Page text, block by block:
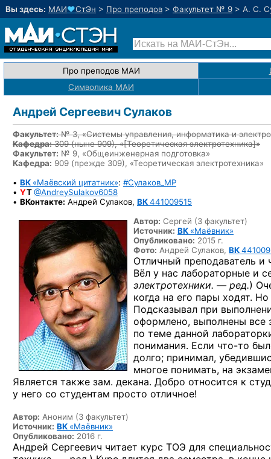
Вы здесь: МАИ♥СтЭн > Про преподов > Факультет № 9 > А. С.
Про преподов МАИ
Символика МАИ
Андрей Сергеевич Сулаков
Факультет:№ 3, «Системы управления, информатика и
Кафедра:309(ныне 909), «[Теоретическая электротехника]»
Факультет: № 9, «Общеинженерная подготовка»
Кафедра: 909 (прежде 309), «Теоретическая электротехника»
• ВК «Маёвский цитатник»: #Сулаков_MP
• YT@AndreySulakov6058
• ВКонтакте: Андрей Сулаков, ВК441009515
Автор: Сергей (3 факультет)
Источник: ВК «Маёвник»
Опубликовано: 2015 г.
Фото: Андрей Сулаков, ВК
Отличный преподаватель и
Вёл у нас лабораторные и
электротехники. — ред.)
когда на его пары ходят.
Подсказывал при
оформлено, выполнены все
по теме данной
понимания. Если что-то
долго; принимал,
многое понимать, на
Является также зам. декана. Добро относится к
у него со студентам просто отличное!
Автор: Аноним (3 факультет)
Источник: ВК «Маёвник»
Опубликовано: 2016 г.
Андрей Сергеевич читает курс ТОЭ для